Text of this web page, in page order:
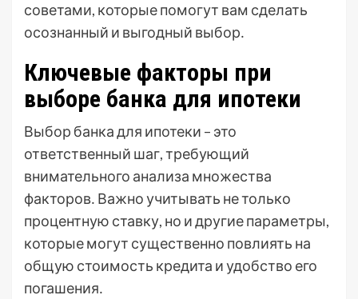
советами, которые помогут вам сделать
осознанный и выгодный выбор․
Ключевые факторы при
выборе банка для ипотеки
Выбор банка для ипотеки – это
ответственный шаг, требующий
внимательного анализа множества
факторов․ Важно учитывать не только
процентную ставку, но и другие параметры,
которые могут существенно повлиять на
общую стоимость кредита и удобство его
погашения․